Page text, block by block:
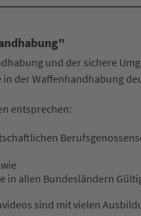
und der sichere
der Waffenhandhabung
entsprechen:
in allen Bundesländern
sind mit vielen